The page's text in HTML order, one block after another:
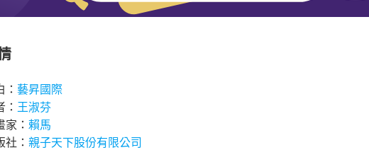
： 藝昇國際
： 王淑芬
家： 賴馬
社： 親子天下股份有限公司